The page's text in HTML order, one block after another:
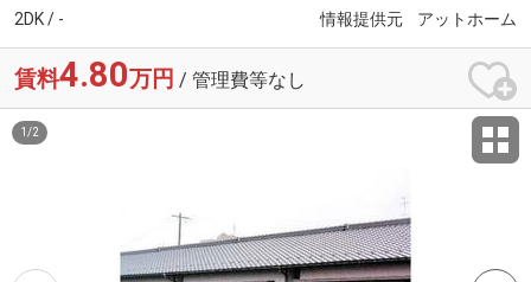
2DK / - 情報提供元 アットホーム
賃料4.80万円 / 管理費等なし
1 /2